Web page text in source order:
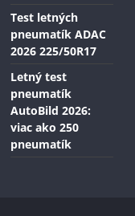
Test letných
pneumatík ADAC
2026 225/50R17
Letný test
pneumatík
AutoBild 2026:
viac ako 250
pneumatík